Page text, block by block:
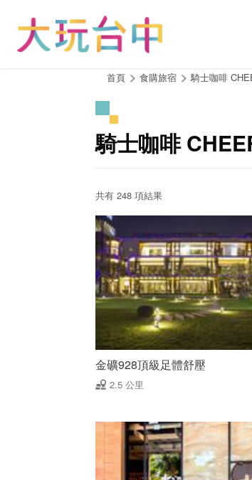
首頁 食購旅宿 騎士咖啡
騎士咖啡
共有 248 項結果
金礦928頂級足體舒壓
2.5 公里